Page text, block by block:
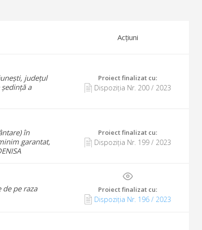
Acțiuni
județul
a
Proiect finalizat cu:
Dispoziția Nr. 200/ 2023
în
garantat,
Proiect finalizat cu:
Dispoziția Nr. 199/ 2023
pe raza
Proiect finalizat cu:
Dispoziția Nr. 196/ 2023